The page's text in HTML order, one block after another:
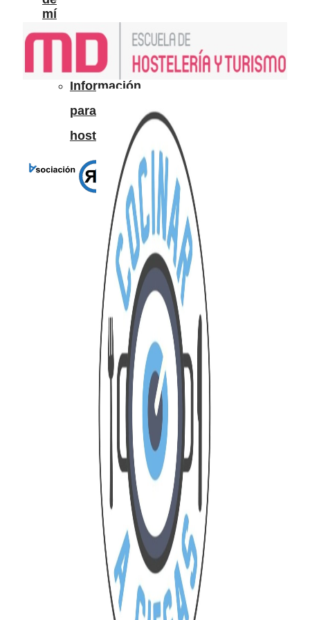
mí
Colabora
Colabora
Información
para
hosteleros